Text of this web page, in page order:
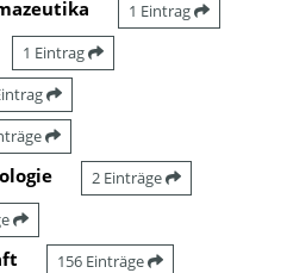
1 Eintrag
1 Eintrag
2 Einträge
156 Einträge